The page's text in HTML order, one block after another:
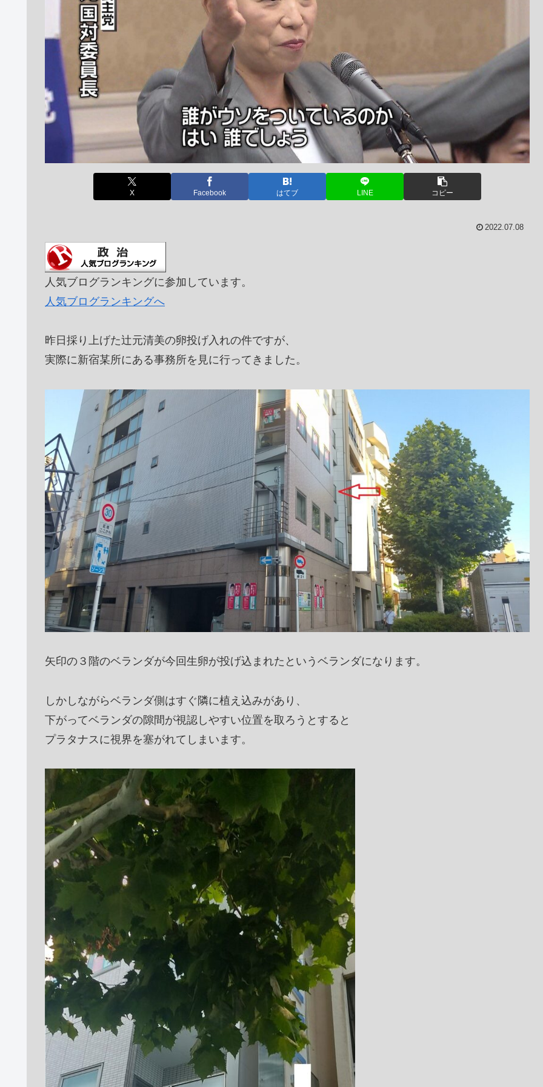
X Facebook はてブ LINE コピー
2022.07.08
人気ブログランキングに参加しています。
人気ブログランキングへ
昨日採り上げた辻元清美の卵投げ入れの件ですが、
実際に新宿某所にある事務所を見に行ってきました。
矢印の３階のベランダが今回生卵が投げ込まれたというベランダになります。
しかしながらベランダ側はすぐ隣に植え込みがあり、
下がってベランダの隙間が視認しやすい位置を取ろうとすると
プラタナスに視界を塞がれてしまいます。